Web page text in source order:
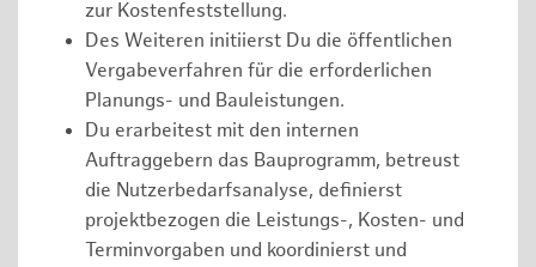
zur Kostenfeststellung.
Des Weiteren initiierst Du die öffentlichen
Vergabeverfahren für die erforderlichen
Planungs- und Bauleistungen.
Du erarbeitest mit den internen
Auftraggebern das Bauprogramm, betreust
die Nutzerbedarfsanalyse, definierst
projektbezogen die Leistungs-, Kosten- und
Terminvorgaben und koordinierst und